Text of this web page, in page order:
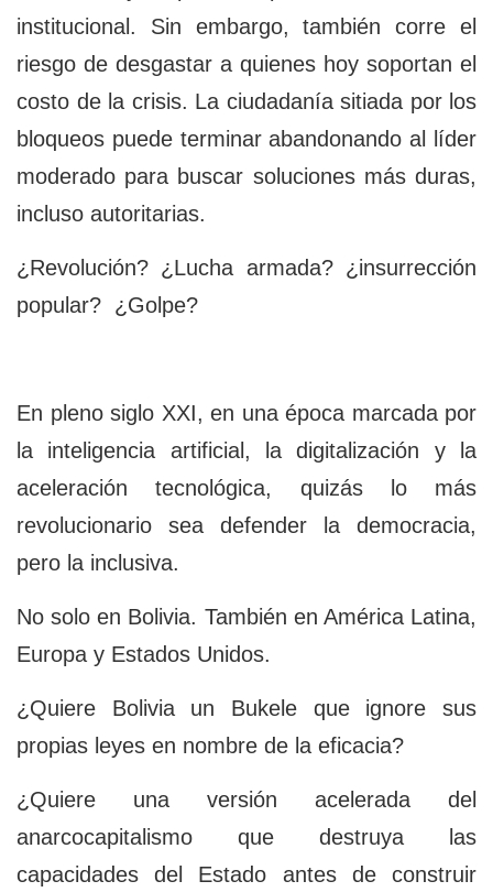
institucional. Sin embargo, también corre el
riesgo de desgastar a quienes hoy soportan el
costo de la crisis. La ciudadanía sitiada por los
bloqueos puede terminar abandonando al líder
moderado para buscar soluciones más duras,
incluso autoritarias.
¿Revolución? ¿Lucha armada? ¿insurrección
popular? ¿Golpe?
En pleno siglo XXI, en una época marcada por
la inteligencia artificial, la digitalización y la
aceleración tecnológica, quizás lo más
revolucionario sea defender la democracia,
pero la inclusiva.
No solo en Bolivia. También en América Latina,
Europa y Estados Unidos.
¿Quiere Bolivia un Bukele que ignore sus
propias leyes en nombre de la eficacia?
¿Quiere una versión acelerada del
anarcocapitalismo que destruya las
capacidades del Estado antes de construir